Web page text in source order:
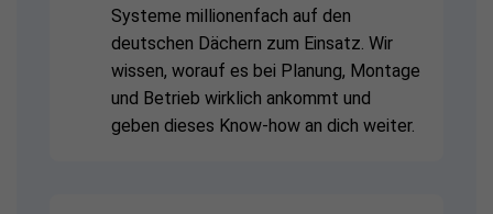
Systeme millionenfach auf den
deutschen Dächern zum Einsatz. Wir
wissen, worauf es bei Planung, Montage
und Betrieb wirklich ankommt und
geben dieses Know-how an dich weiter.